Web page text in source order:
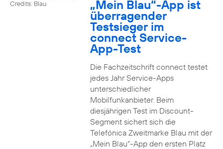
Credits: Blau „Mein Blau“-App ist
überragender
Testsieger im
connect Service-
App-Test
Die Fachzeitschrift connect testet
jedes Jahr Service-Apps
unterschiedlicher
Mobilfunkanbieter. Beim
diesjährigen Test im Discount-
Segment sichert sich die
Telefónica Zweitmarke Blau mit der
„Mein Blau“-App den ersten Platz